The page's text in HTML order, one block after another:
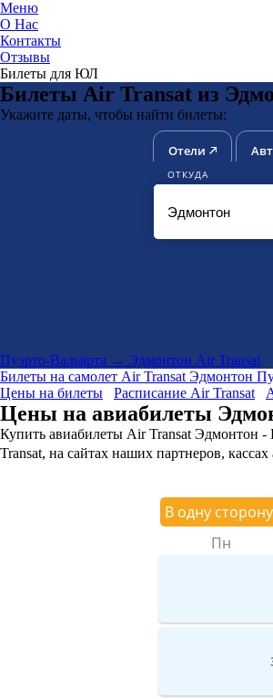
Меню
О Нас
Контакты
Отзывы
Билеты для ЮЛ
Билеты Air Transat из
Укажите даты, чтобы найти билеты:
Отели
ОТКУДА
Пуэрто-Вальярта → Эдмонтон Air Transat
Билеты на самолет Air Transat Эдмонтон
Цены на билеты
Расписание Air Transat
Цены на авиабилеты
Купить авиабилеты Air Transat Эдмонтон
Transat, на сайтах наших партнеров,
В одну сторону
Пн